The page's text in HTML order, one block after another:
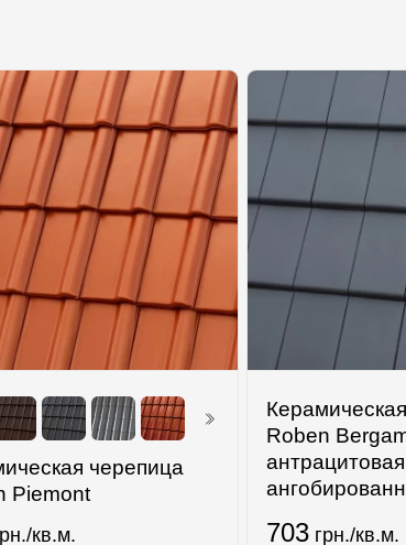
черепица
Piemont
кв.м.
Roben
антрацитовая
703грн./кв.м.